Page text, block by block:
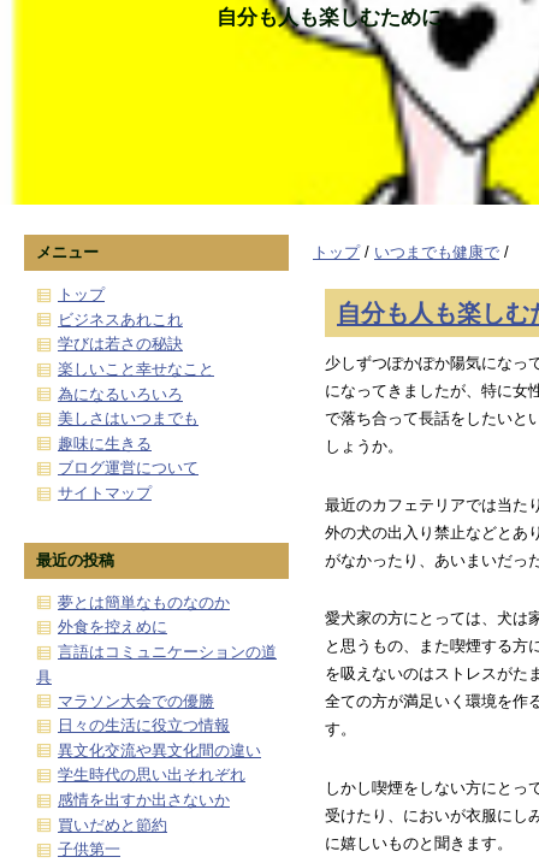
自分も人も楽しむために
トップ/ いつまでも健康で /
自分も人も楽しむ
少しずつぽかぽか陽気になっ
になってきましたが、特に女
で落ち合って長話をしたいと
しょうか。
最近のカフェテリアでは当た
外の犬の出入り禁止などとあ
がなかったり、あいまいだっ
愛犬家の方にとっては、犬は
と思うもの、また喫煙する方
を吸えないのはストレスがた
全ての方が満足いく環境を作
す。
しかし喫煙をしない方にとっ
受けたり、においが衣服にし
に嬉しいものと聞きます。
メニュー
トップ
ビジネスあれこれ
学びは若さの秘訣
楽しいこと幸せなこと
為になるいろいろ
美しさはいつまでも
趣味に生きる
ブログ運営について
サイトマップ
最近の投稿
夢とは簡単なものなのか
外食を控えめに
言語はコミュニケーションの道
具
マラソン大会での優勝
日々の生活に役立つ情報
異文化交流や異文化間の違い
学生時代の思い出それぞれ
感情を出すか出さないか
買いだめと節約
子供第一